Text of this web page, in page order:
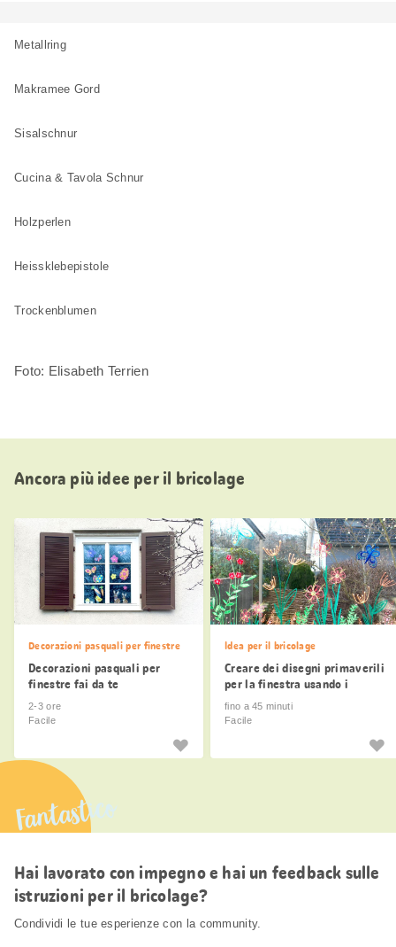
Metallring
Makramee Gord
Sisalschnur
Cucina & Tavola Schnur
Holzperlen
Heissklebepistole
Trockenblumen
Foto: Elisabeth Terrien
Ancora più idee per il bricolage
Decorazioni pasquali per finestre
Decorazioni pasquali per
finestre fai da te
2-3 ore
Facile
Idea per il bricolage
Creare dei disegni primaverili
per la finestra usando i
modelli
fino a 45 minuti
Facile
Fantastico
Hai lavorato con impegno e hai un feedback sulle
istruzioni per il bricolage?
Condividi le tue esperienze con la community.